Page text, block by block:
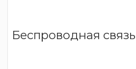
Беспроводная связь